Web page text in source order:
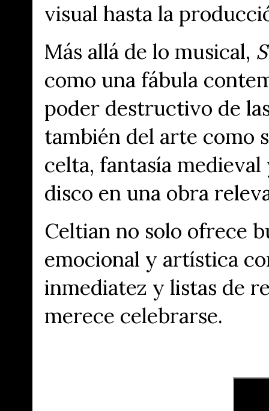
visual hasta la
Más allá de lo musical,
como una fábula
poder destructivo de
también del arte como
celta, fantasía
disco en una obra
Celtian no solo ofrece
emocional y artística
inmediatez y listas de
merece celebrarse.